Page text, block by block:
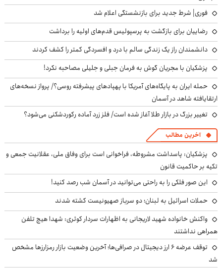
فوری| شرط جدید برای بازنشستگی اعلام شد
رضاییان برای بازگشت به پرسپولیس قدم‌های اولیه را برداشت
دانشمندان راز یک زندگی سالم با درد و افسردگی کمتر را کشف کردند
پزشکیان با مجریان گوش به فرمان جبلی و جلیلی مصاحبه نکرد!
حمله ایران به پایگاه‌های آمریکا با پهپادهای پیشرفته روسی؟/ پرواز نسخه‌های
ارتقایافته شاهد در آسمان
تغییر بزرگ در بازار طلا آغاز شده است/ فلز زرد آماده رکوردشکنی می‌شود؟
آخرین مطالب
پزشکیان: پاسداشت مشروطه، فراخوانی است برای وفاق ملی، عقلانیت جمعی و
تکیه بر حاکمیت قانون
این صور فلکی را به راحتی می‌توانید در آسمان شب رصد کنید!
حملات اسرائیل به لبنان؛ دو سرباز صهیونیست کشته شدند
واکنش خانواده شهید لاریجانی به اظهارات سردار کوثری: شهدا هیچ تلفن
همراهی نداشتند
توقف عرضه ۶ ارز دیجیتال در صرافی‌ها؛ آخرین وضعیت بازار رمزارزها مشخص
شد